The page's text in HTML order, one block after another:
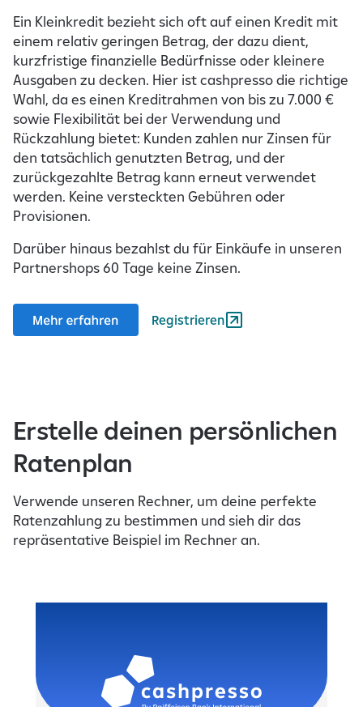
Ein Kleinkredit bezieht sich oft auf einen Kredit mit
einem relativ geringen Betrag, der dazu dient,
kurzfristige finanzielle Bedürfnisse oder kleinere
Ausgaben zu decken. Hier ist cashpresso die richtige
Wahl, da es einen Kreditrahmen von bis zu 7.000 €
sowie Flexibilität bei der Verwendung und
Rückzahlung bietet: Kunden zahlen nur Zinsen für
den tatsächlich genutzten Betrag, und der
zurückgezahlte Betrag kann erneut verwendet
werden. Keine versteckten Gebühren oder
Provisionen.
Darüber hinaus bezahlst du für Einkäufe in unseren
Partnershops 60 Tage keine Zinsen.
Registrieren
Erstelle deinen persönlichen
Ratenplan
Verwende unseren Rechner, um deine perfekte
Ratenzahlung zu bestimmen und sieh dir das
repräsentative Beispiel im Rechner an.